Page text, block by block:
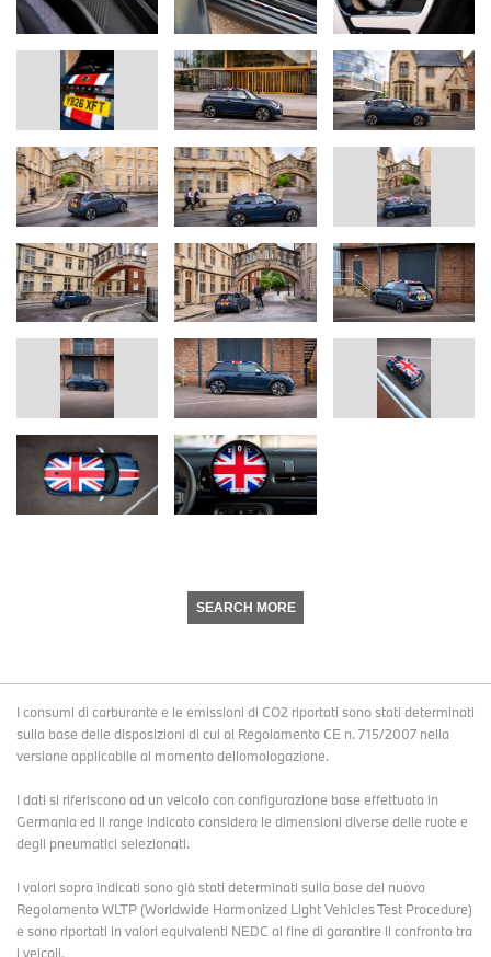
SEARCH MORE
I consumi di carburante e le emissioni di CO2 riportati sono stati determinati
sulla base delle disposizioni di cui al Regolamento CE n. 715/2007 nella
versione applicabile al momento dellomologazione.
I dati si riferiscono ad un veicolo con configurazione base effettuata in
Germania ed il range indicato considera le dimensioni diverse delle ruote e
degli pneumatici selezionati.
I valori sopra indicati sono già stati determinati sulla base del nuovo
Regolamento WLTP (Worldwide Harmonized Light Vehicles Test Procedure)
e sono riportati in valori equivalenti NEDC al fine di garantire il confronto tra
i veicoli.